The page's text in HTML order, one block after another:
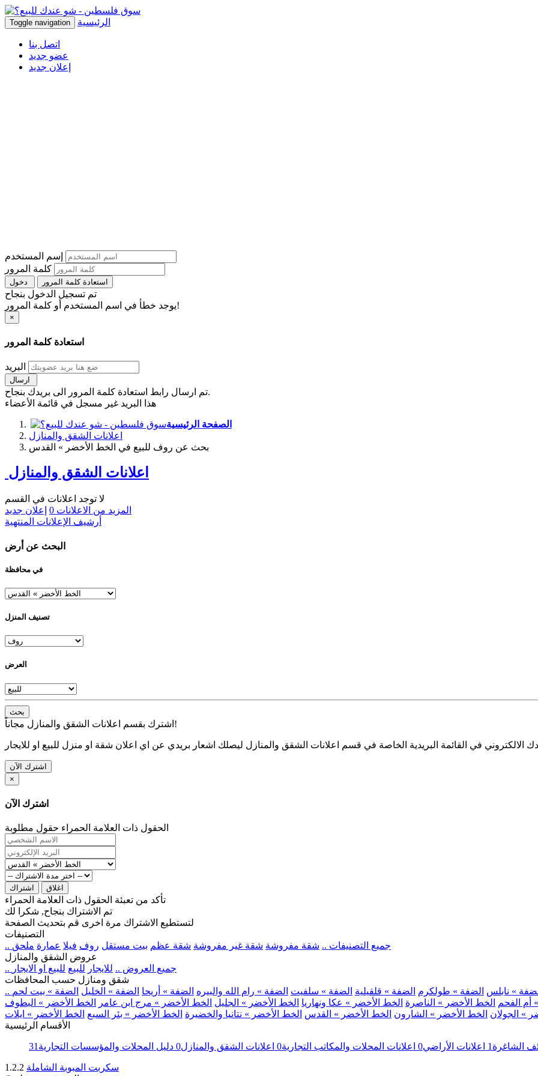
Toggle navigation الرئيسية
اتصل بنا
عضو جديد
إعلان جديد
إسم المستخدم
كلمة المرور
استعادة كلمة المرور
تم تسجيل الدخول بنجاح
يوجد خطأ في اسم المستخدم أو كلمة المرور!
×
استعادة كلمة المرور
البريد
تم ارسال رابط استعادة كلمة المرور الى بريدك بنجاح.
هذا البريد غير مسجل في قائمة الأعضاء
الصفحة الرئيسية
اعلانات الشقق والمنازل
بحث عن روف للبيع في الخط الأخضر » القدس
اعلانات الشقق والمنازل
لا توجد اعلانات في القسم
المزيد من الاعلانات 0 إعلان جديد
أرشيف الإعلانات المنتهية
البحث عن أرض
في محافظة
تصنيف المنزل
العرض
بحث
اشترك بقسم اعلانات الشقق والمنازل مجاناً!
الالكتروني في القائمة البريدية الخاصة في قسم اعلانات الشقق والمنازل ليصلك اشعار بريدي عن اي اعلان شقة او منزل للبيع او للايجار
اشترك الآن
×
اشترك الآن
الحقول ذات العلامة الحمراء حقول مطلوبة
اشتراك اغلاق
تأكد من تعبئة الحقول ذات العلامة الحمراء
تم الاشتراك بنجاح, شكرا لك
لتستطيع الاشتراك مرة اخرى قم بتحديث الصفحة
التصنيفات
.. جميع التصنيفات .. شقة مفروشة شقة غير مفروشة شقة عظم بيت مستقل روف فيلا عمارة ملحق
عروض الشقق والمنازل
.. جميع العروض .. للايجار للبيع للبيع او الايجار
شقق ومنازل حسب المحافظات
» نابلس الضفة » طولكرم الضفة » قلقيلية الضفة » سلفيت الضفة » رام الله والبيره الضفة » أريحا الضفة » الخليل الضفة » بيت لحم
أم الفحم الخط الأخضر » الناصرة الخط الأخضر » عكا ونهاريا الخط الأخضر » الجليل الخط الأخضر » مرج ابن عامر
الخط الأخضر » البطوف
» الجولان الخط الأخضر » الشارون الخط الأخضر » القدس الخط الأخضر » نتانيا والخضيرة الخط الأخضر » بئر السبع الخط الأخضر » ايلات
الأقسام الرئيسية
الشاغرة 1 اعلانات الأراضي0 اعلانات المحلات والمكاتب التجارية0 اعلانات الشقق والمنازل0 دليل المحلات والمؤسسات التجارية 31
سكربت المبوبة الشاملة